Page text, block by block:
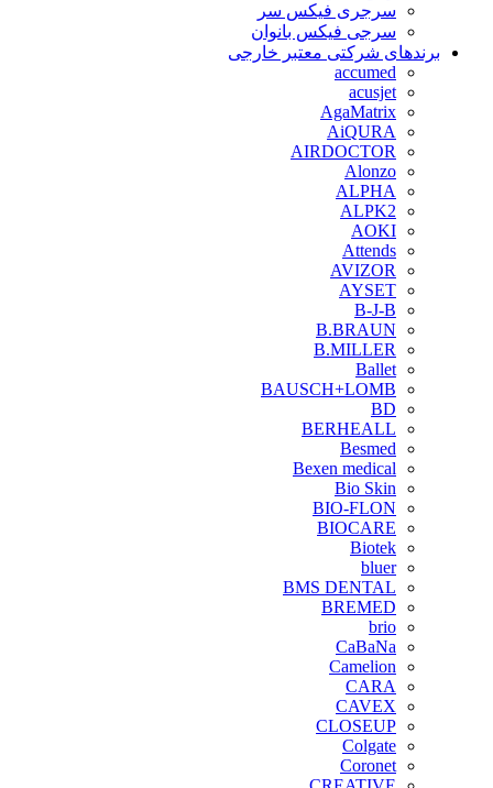
سرجری فیکس سر
سرجی فیکس بانوان
برندهای شرکتی معتبر خارجی
accumed
acusjet
AgaMatrix
AiQURA
AIRDOCTOR
Alonzo
ALPHA
ALPK2
AOKI
Attends
AVIZOR
AYSET
B-J-B
B.BRAUN
B.MILLER
Ballet
BAUSCH+LOMB
BD
BERHEALL
Besmed
Bexen medical
Bio Skin
BIO-FLON
BIOCARE
Biotek
bluer
BMS DENTAL
BREMED
brio
CaBaNa
Camelion
CARA
CAVEX
CLOSEUP
Colgate
Coronet